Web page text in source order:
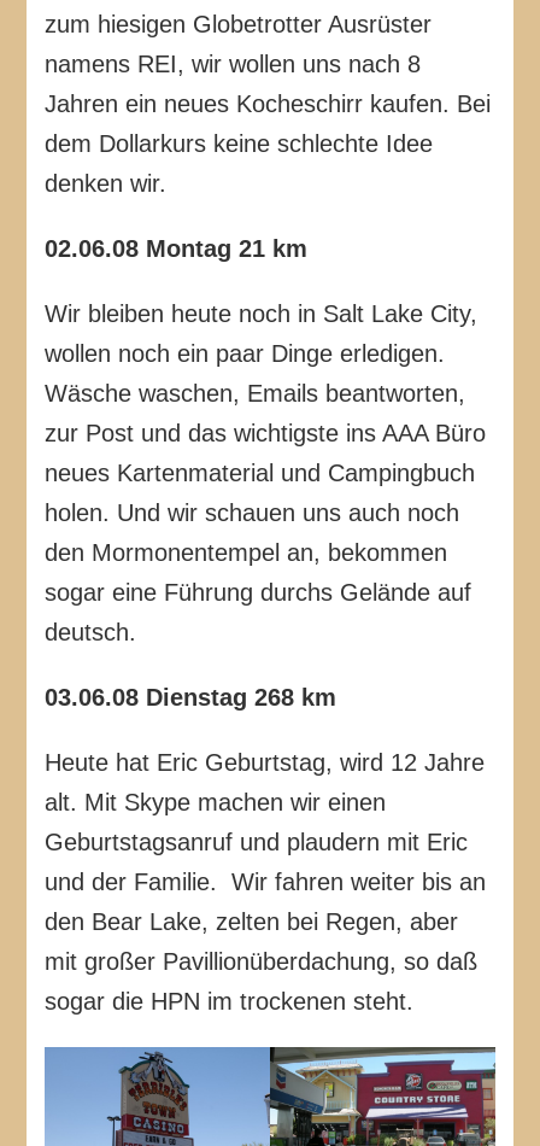
zum hiesigen Globetrotter Ausrüster
namens REI, wir wollen uns nach 8
Jahren ein neues Kocheschirr kaufen. Bei
dem Dollarkurs keine schlechte Idee
denken wir.
02.06.08 Montag 21 km
Wir bleiben heute noch in Salt Lake City,
wollen noch ein paar Dinge erledigen.
Wäsche waschen, Emails beantworten,
zur Post und das wichtigste ins AAA Büro
neues Kartenmaterial und Campingbuch
holen. Und wir schauen uns auch noch
den Mormonentempel an, bekommen
sogar eine Führung durchs Gelände auf
deutsch.
03.06.08 Dienstag 268 km
Heute hat Eric Geburtstag, wird 12 Jahre
alt. Mit Skype machen wir einen
Geburtstagsanruf und plaudern mit Eric
und der Familie. Wir fahren weiter bis an
den Bear Lake, zelten bei Regen, aber
mit großer Pavillionüberdachung, so daß
sogar die HPN im trockenen steht.